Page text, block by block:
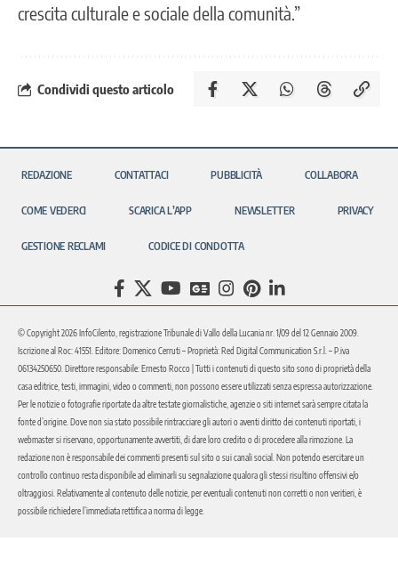
crescita culturale e sociale della comunità.”
Condividi questo articolo
REDAZIONE CONTATTACI PUBBLICITÀ COLLABORA
COME VEDERCI SCARICA L’APP NEWSLETTER PRIVACY
GESTIONE RECLAMI CODICE DI CONDOTTA
© Copyright 2026 InfoCilento, registrazione Tribunale di Vallo della Lucania nr. 1/09 del 12 Gennaio 2009.
Iscrizione al Roc: 41551. Editore: Domenico Cerruti – Proprietà: Red Digital Communication S.r.l. – P.iva
06134250650. Direttore responsabile: Ernesto Rocco | Tutti i contenuti di questo sito sono di proprietà della
casa editrice, testi, immagini, video o commenti, non possono essere utilizzati senza espressa autorizzazione.
Per le notizie o fotografie riportate da altre testate giornalistiche, agenzie o siti internet sarà sempre citata la
fonte d’origine. Dove non sia stato possibile rintracciare gli autori o aventi diritto dei contenuti riportati, i
webmaster si riservano, opportunamente avvertiti, di dare loro credito o di procedere alla rimozione. La
redazione non è responsabile dei commenti presenti sul sito o sui canali social. Non potendo esercitare un
controllo continuo resta disponibile ad eliminarli su segnalazione qualora gli stessi risultino offensivi e/o
oltraggiosi. Relativamente al contenuto delle notizie, per eventuali contenuti non corretti o non veritieri, è
possibile richiedere l’immediata rettifica a norma di legge.